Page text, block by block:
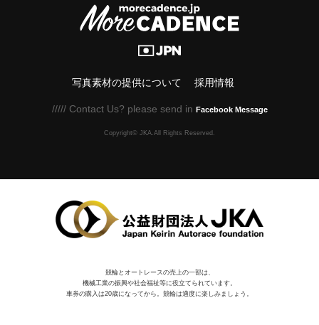
写真素材の提供について 採用情報
///// Contact Us? please send in Facebook Message
Copyright© JKA.All Rights Reserved.
競輪とオートレースの売上の一部は、
機械⼯業の振興や社会福祉等に役⽴てられています。
車券の購入は20歳になってから。競輪は適度に楽しみましょう。